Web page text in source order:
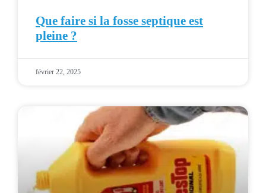
Que faire si la fosse septique est
pleine ?
février 22, 2025